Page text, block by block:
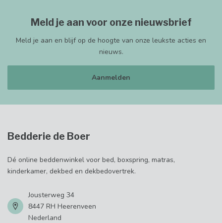
Meld je aan voor onze nieuwsbrief
Meld je aan en blijf op de hoogte van onze leukste acties en
nieuws.
Aanmelden
Bedderie de Boer
Dé online beddenwinkel voor bed, boxspring, matras,
kinderkamer, dekbed en dekbedovertrek.
Jousterweg 34
8447 RH Heerenveen
Nederland